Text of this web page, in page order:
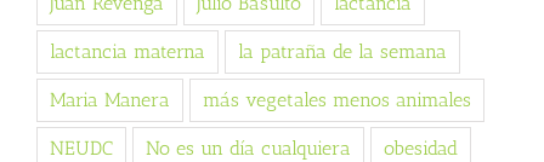
lactancia materna la patraña de la semana
Maria Manera más vegetales menos animales
NEUDC No es un día cualquiera obesidad